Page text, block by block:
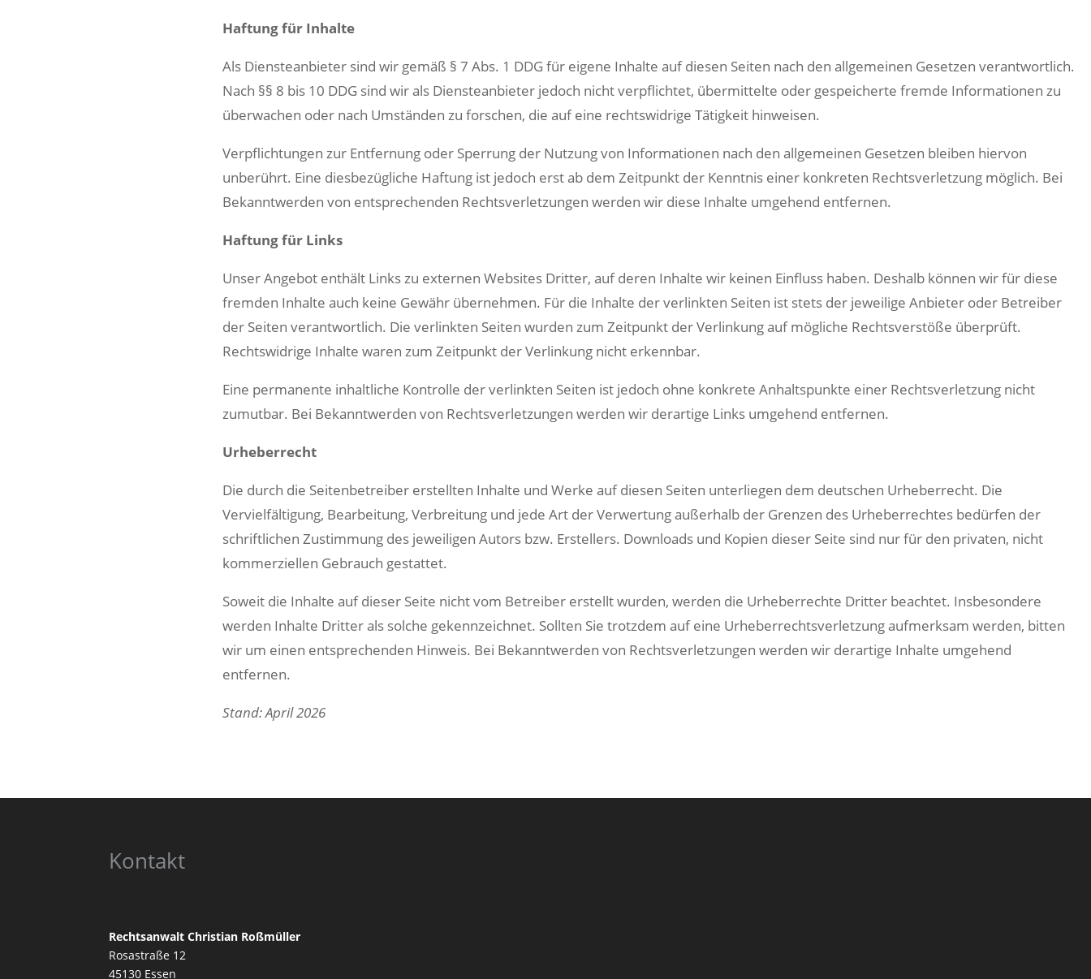
Haftung für Inhalte
Als Diensteanbieter sind wir gemäß § 7 Abs. 1 DDG für eigene Inhalte auf diesen Seiten nach den allgemeinen Gesetzen verantwortlich.
Nach §§ 8 bis 10 DDG sind wir als Diensteanbieter jedoch nicht verpflichtet, übermittelte oder gespeicherte fremde Informationen zu
überwachen oder nach Umständen zu forschen, die auf eine rechtswidrige Tätigkeit hinweisen.
Verpflichtungen zur Entfernung oder Sperrung der Nutzung von Informationen nach den allgemeinen Gesetzen bleiben hiervon
unberührt. Eine diesbezügliche Haftung ist jedoch erst ab dem Zeitpunkt der Kenntnis einer konkreten Rechtsverletzung möglich. Bei
Bekanntwerden von entsprechenden Rechtsverletzungen werden wir diese Inhalte umgehend entfernen.
Haftung für Links
Unser Angebot enthält Links zu externen Websites Dritter, auf deren Inhalte wir keinen Einfluss haben. Deshalb können wir für diese
fremden Inhalte auch keine Gewähr übernehmen. Für die Inhalte der verlinkten Seiten ist stets der jeweilige Anbieter oder Betreiber
der Seiten verantwortlich. Die verlinkten Seiten wurden zum Zeitpunkt der Verlinkung auf mögliche Rechtsverstöße überprüft.
Rechtswidrige Inhalte waren zum Zeitpunkt der Verlinkung nicht erkennbar.
Eine permanente inhaltliche Kontrolle der verlinkten Seiten ist jedoch ohne konkrete Anhaltspunkte einer Rechtsverletzung nicht
zumutbar. Bei Bekanntwerden von Rechtsverletzungen werden wir derartige Links umgehend entfernen.
Urheberrecht
Die durch die Seitenbetreiber erstellten Inhalte und Werke auf diesen Seiten unterliegen dem deutschen Urheberrecht. Die
Vervielfältigung, Bearbeitung, Verbreitung und jede Art der Verwertung außerhalb der Grenzen des Urheberrechtes bedürfen der
schriftlichen Zustimmung des jeweiligen Autors bzw. Erstellers. Downloads und Kopien dieser Seite sind nur für den privaten, nicht
kommerziellen Gebrauch gestattet.
Soweit die Inhalte auf dieser Seite nicht vom Betreiber erstellt wurden, werden die Urheberrechte Dritter beachtet. Insbesondere
werden Inhalte Dritter als solche gekennzeichnet. Sollten Sie trotzdem auf eine Urheberrechtsverletzung aufmerksam werden, bitten
wir um einen entsprechenden Hinweis. Bei Bekanntwerden von Rechtsverletzungen werden wir derartige Inhalte umgehend
entfernen.
Stand: April 2026
Kontakt
Rechtsanwalt Christian Roßmüller
Rosastraße 12
45130 Essen